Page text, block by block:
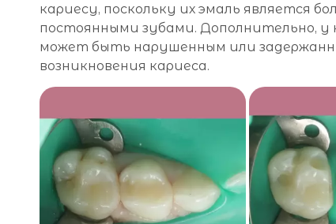
кариесу, поскольку их эмаль является
постоянными зубами. Дополнительно, у
может быть нарушенным или
возникновения кариеса.